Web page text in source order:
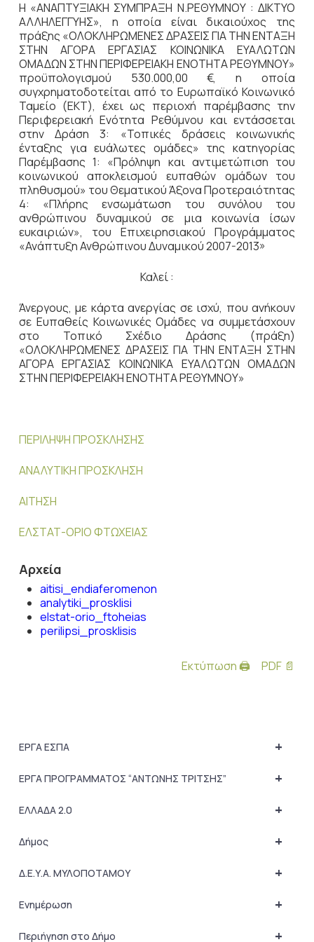
Η «ΑΝΑΠΤΥΞΙΑΚΗ ΣΥΜΠΡΑΞΗ Ν.ΡΕΘΥΜΝΟΥ : ΔΙΚΤΥΟ
ΑΛΛΗΛΕΓΓΥΗΣ», η οποία είναι δικαιούχος της
πράξης «ΟΛΟΚΛΗΡΩΜΕΝΕΣ ΔΡΑΣΕΙΣ ΓΙΑ ΤΗΝ ΕΝΤΑΞΗ
ΣΤΗΝ ΑΓΟΡΑ ΕΡΓΑΣΙΑΣ ΚΟΙΝΩΝΙΚΑ ΕΥΑΛΩΤΩΝ
ΟΜΑΔΩΝ ΣΤΗΝ ΠΕΡΙΦΕΡΕΙΑΚΗ ΕΝΟΤΗΤΑ ΡΕΘΥΜΝΟΥ»
προϋπολογισμού 530.000,00 €, η οποία
συγχρηματοδοτείται από το Ευρωπαϊκό Κοινωνικό
Ταμείο (ΕΚΤ), έχει ως περιοχή παρέμβασης την
Περιφερειακή Ενότητα Ρεθύμνου και εντάσσεται
στην Δράση 3: «Τοπικές δράσεις κοινωνικής
ένταξης για ευάλωτες ομάδες» της κατηγορίας
Παρέμβασης 1: «Πρόληψη και αντιμετώπιση του
κοινωνικού αποκλεισμού ευπαθών ομάδων του
πληθυσμού» του Θεματικού Άξονα Προτεραιότητας
4: «Πλήρης ενσωμάτωση του συνόλου του
ανθρώπινου δυναμικού σε μια κοινωνία ίσων
ευκαιριών», του Επιχειρησιακού Προγράμματος
«Ανάπτυξη Ανθρώπινου Δυναμικού 2007-2013»
Καλεί :
Άνεργους, με κάρτα ανεργίας σε ισχύ, που ανήκουν
σε Ευπαθείς Κοινωνικές Ομάδες να συμμετάσχουν
στο Τοπικό Σχέδιο Δράσης (πράξη)
«ΟΛΟΚΛΗΡΩΜΕΝΕΣ ΔΡΑΣΕΙΣ ΓΙΑ ΤΗΝ ΕΝΤΑΞΗ ΣΤΗΝ
ΑΓΟΡΑ ΕΡΓΑΣΙΑΣ ΚΟΙΝΩΝΙΚΑ ΕΥΑΛΩΤΩΝ ΟΜΑΔΩΝ
ΣΤΗΝ ΠΕΡΙΦΕΡΕΙΑΚΗ ΕΝΟΤΗΤΑ ΡΕΘΥΜΝΟΥ»
ΠΕΡΙΛΗΨΗ ΠΡΟΣΚΛΗΣΗΣ
ΑΝΑΛΥΤΙΚΗ ΠΡΟΣΚΛΗΣΗ
ΑΙΤΗΣΗ
ΕΛΣΤΑΤ-ΟΡΙΟ ΦΤΩΧΕΙΑΣ
Αρχεία
aitisi_endiaferomenon
analytiki_prosklisi
elstat-orio_ftoheias
perilipsi_prosklisis
Εκτύπωση 🖨 PDF 📄
+
ΕΡΓΑ ΕΣΠΑ
+
ΕΡΓΑ ΠΡΟΓΡΑΜΜΑΤΟΣ “ΑΝΤΩΝΗΣ ΤΡΙΤΣΗΣ”
+
ΕΛΛΑΔΑ 2.0
+
Δήμος
+
Δ.Ε.Υ.Α. ΜΥΛΟΠΟΤΑΜΟΥ
+
Ενημέρωση
+
Περιήγηση στο Δήμο